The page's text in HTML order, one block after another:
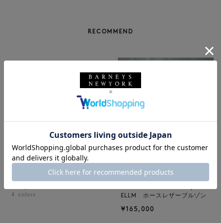
RECOMMEND
BARNEYS NEW YORK
レザートートバッグ（M）
4 colors
NEW
BARNEYS NEW YORK
ELLM ホースレザーブルゾン
¥165,000